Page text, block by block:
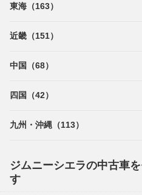
東海（163）
近畿（151）
中国（68）
四国（42）
九州・沖縄（113）
ジムニーシエラの中古車
す